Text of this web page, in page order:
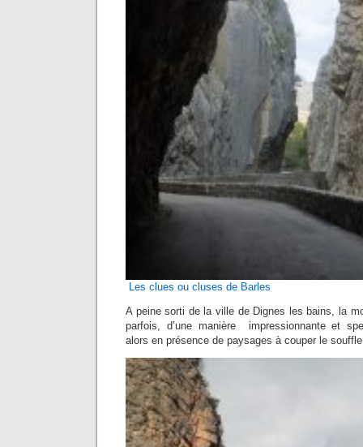
Les clues ou cluses de Barles
A peine sorti de la ville de Dignes les bains, la
parfois, d’une manière impressionnante et
alors en présence de paysages à couper le